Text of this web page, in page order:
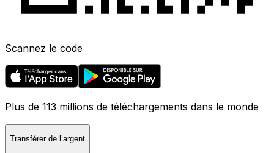
Scannez le code
Plus de 113 millions de téléchargements dans le monde
Transférer de l’argent